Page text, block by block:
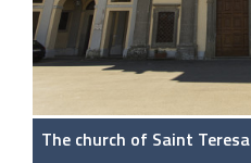
The church of Saint Teresa